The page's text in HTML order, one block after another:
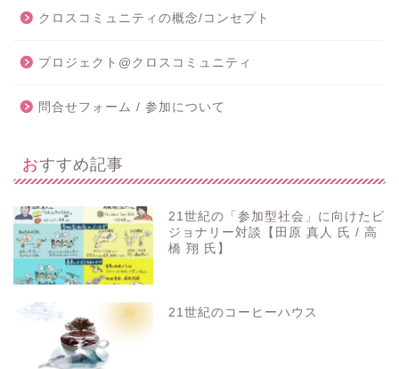
クロスコミュニティの概念/コンセプト
プロジェクト@クロスコミュニティ
問合せフォーム / 参加について
おすすめ記事
21世紀の「参加型社会」に向けたビ
ジョナリー対談【田原 真人 氏 / 高
橋 翔 氏】
21世紀のコーヒーハウス